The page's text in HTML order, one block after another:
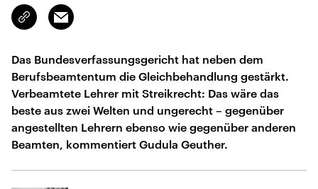
Link
kopieren/teilen
Email
Das Bundesverfassungsgericht hat neben dem
Berufsbeamtentum die Gleichbehandlung gestärkt.
Verbeamtete Lehrer mit Streikrecht: Das wäre das
beste aus zwei Welten und ungerecht – gegenüber
angestellten Lehrern ebenso wie gegenüber anderen
Beamten, kommentiert Gudula Geuther.